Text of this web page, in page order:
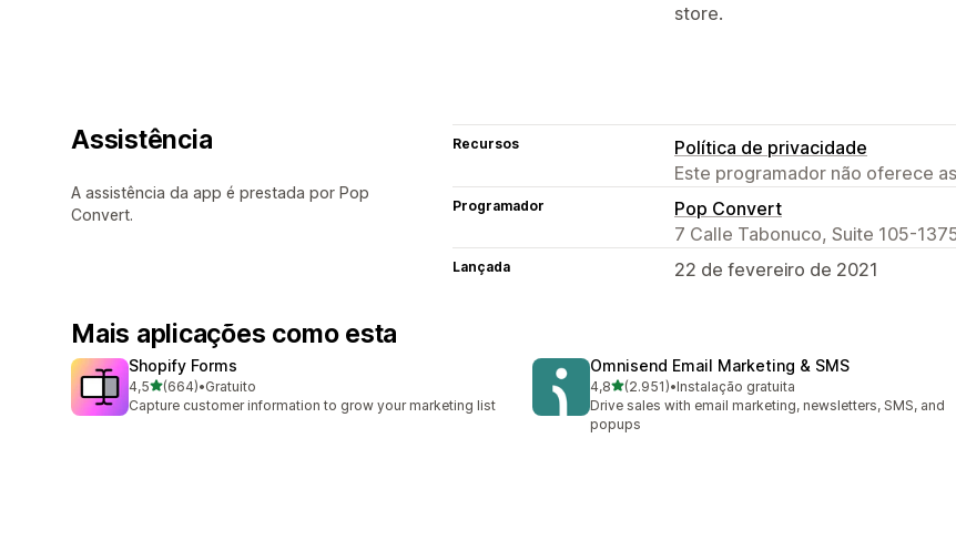
store.
Assistência
A assistência da app é prestada por Pop
Convert.
Recursos
Política de privacidade
Este programador não oferece
Programador
Pop Convert
7 Calle Tabonuco, Suite 105-
Lançada 22 de fevereiro de 2021
Mais aplicações como esta
Shopify Forms
4,5de 5 estrelas
(664)
664 total de avaliações
•Gratuito
Capture customer information to grow your marketing list
Omnisend Email Marketing & SMS
4,8de 5 estrelas
(2.951)
2951 total de avaliações
•Instalação gratuita
Drive sales with email marketing, newsletters, SMS, and
popups